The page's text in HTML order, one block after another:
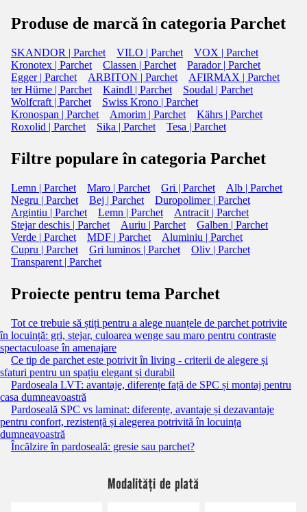
Produse de marcă în categoria Parchet
SKANDOR | Parchet VILO | Parchet
VOX | Parchet
Kronotex | Parchet
Classen | Parchet
Parador | Parchet
Egger | Parchet
ARBITON | Parchet
AFIRMAX | Parchet
ter Hürne | Parchet
Kaindl | Parchet
Soudal | Parchet
Wolfcraft | Parchet
Swiss Krono | Parchet
Kronospan | Parchet
Amorim | Parchet
Kährs | Parchet
Roxolid | Parchet
Sika | Parchet Tesa | Parchet
Filtre populare în categoria Parchet
Lemn | Parchet Maro | Parchet Gri | Parchet
Alb | Parchet
Negru | Parchet
Bej | Parchet
Duropolimer | Parchet
Argintiu | Parchet
Lemn | Parchet
Antracit | Parchet
Stejar deschis | Parchet
Auriu | Parchet
Galben | Parchet
Verde | Parchet
MDF | Parchet
Aluminiu | Parchet
Cupru | Parchet
Gri luminos | Parchet
Oliv | Parchet
Transparent | Parchet
Proiecte pentru tema Parchet
Tot ce trebuie să știți pentru a alege nuanțele de parchet potrivite
în locuință: gri, stejar, culoarea wenge sau maro pentru contraste
spectaculoase în amenajare
Ce tip de parchet este potrivit în living - criterii de alegere și
sfaturi pentru un spațiu elegant și durabil
Pardoseala LVT: avantaje, diferențe față de SPC și montaj pentru
casa dumneavoastră
Pardoseală SPC vs laminat: diferențe, avantaje și dezavantaje
pentru confort, rezistență și alegerea potrivită în locuința
dumneavoastră
Încălzire în pardoseală: gresie sau parchet?
Modalități de plată